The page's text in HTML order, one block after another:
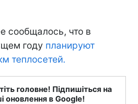
сообщалось, что в
году планируют
теплосетей.
головне! Підпишіться на
оновлення в Google!